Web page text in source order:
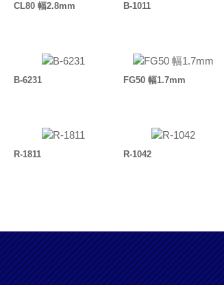
CL80 幅2.8mm B-1011
B-6231
FG50 幅1.7mm
R-1811
R-1042